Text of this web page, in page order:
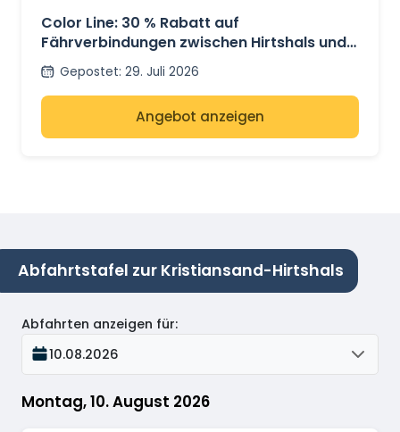
Color Line: 30 % Rabatt auf
Fährverbindungen zwischen Hirtshals und
Kristiansand
Gepostet: 29. Juli 2026
Angebot anzeigen
Abfahrtstafel zur Kristiansand-Hirtshals
Montag, 10. August 2026
Abfahrten anzeigen für:
10.08.2026